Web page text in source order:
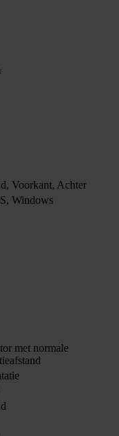
Voorkant, Achter
Windows
met normale